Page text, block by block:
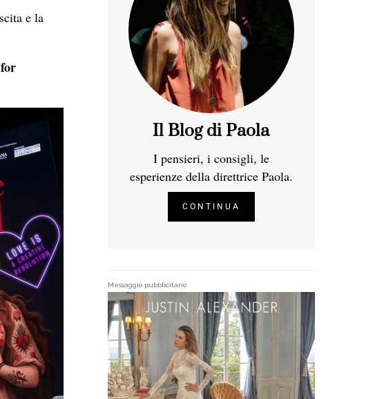
e la
Il Blog di Paola
I pensieri, i consigli, le
esperienze della direttrice Paola.
CONTINUA
Messaggio pubblicitario